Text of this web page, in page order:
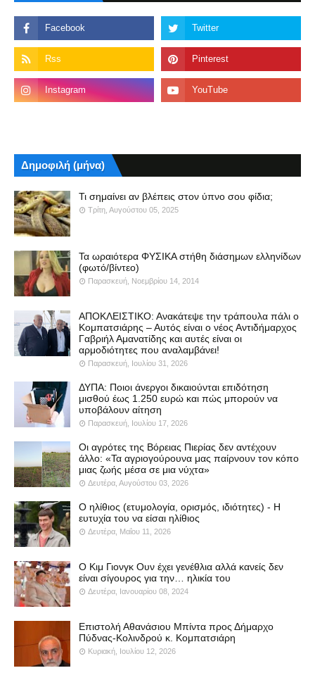
Δημοφιλή (μήνα)
Τι σημαίνει αν βλέπεις στον ύπνο σου φίδια;
Τρίτη, Αυγούστου 05, 2025
Τα ωραιότερα ΦΥΣΙΚΑ στήθη διάσημων ελληνίδων
(φωτό/βίντεο)
Παρασκευή, Νοεμβρίου 14, 2014
ΑΠΟΚΛΕΙΣΤΙΚΟ: Ανακάτεψε την τράπουλα πάλι ο
Κομπατσιάρης – Αυτός είναι ο νέος Αντιδήμαρχος
Γαβριήλ Αμανατίδης και αυτές είναι οι
αρμοδιότητες που αναλαμβάνει!
Παρασκευή, Ιουλίου 31, 2026
ΔΥΠΑ: Ποιοι άνεργοι δικαιούνται επιδότηση
μισθού έως 1.250 ευρώ και πώς μπορούν να
υποβάλουν αίτηση
Παρασκευή, Ιουλίου 17, 2026
Οι αγρότες της Βόρειας Πιερίας δεν αντέχουν
άλλο: «Τα αγριογούρουνα μας παίρνουν τον κόπο
μιας ζωής μέσα σε μια νύχτα»
Δευτέρα, Αυγούστου 03, 2026
Ο ηλίθιος (ετυμολογία, ορισμός, ιδιότητες) - Η
ευτυχία του να είσαι ηλίθιος
Δευτέρα, Μαΐου 11, 2026
Ο Κιμ Γιονγκ Ουν έχει γενέθλια αλλά κανείς δεν
είναι σίγουρος για την… ηλικία του
Δευτέρα, Ιανουαρίου 08, 2024
Επιστολή Αθανάσιου Μπίντα προς Δήμαρχο
Πύδνας-Κολινδρού κ. Κομπατσιάρη
Κυριακή, Ιουλίου 12, 2026